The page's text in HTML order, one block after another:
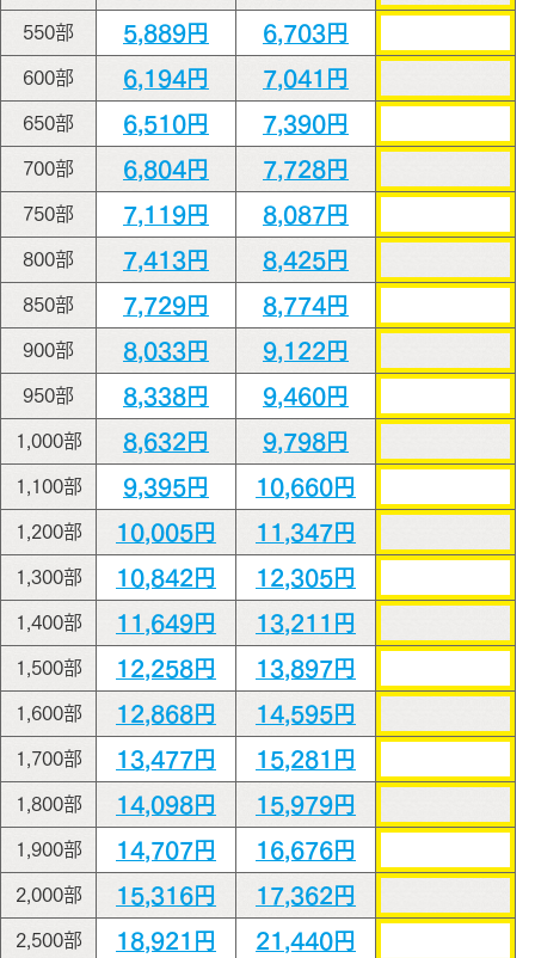
550部 5,889円 6,703円
600部 6,194円 7,041円
650部 6,510円 7,390円
700部 6,804円 7,728円
750部 7,119円 8,087円
800部 7,413円 8,425円
850部 7,729円 8,774円
900部 8,033円 9,122円
950部 8,338円 9,460円
1,000部 8,632円 9,798円
1,100部 9,395円 10,660円
1,200部 10,005円 11,347円
1,300部 10,842円 12,305円
1,400部 11,649円 13,211円
1,500部 12,258円 13,897円
1,600部 12,868円 14,595円
1,700部 13,477円 15,281円
1,800部 14,098円 15,979円
1,900部 14,707円 16,676円
2,000部 15,316円 17,362円
2,500部 18,921円 21,440円